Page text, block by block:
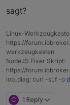
sagt?
Linux-
https://
werkzeugkasten
NodeJS Fixer Skript:
https://
iob_diag: curl -sLf -o
C 1 Reply